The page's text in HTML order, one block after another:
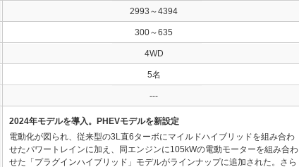
2993～4394
300～635
4WD
5名
---
2024年モデルを導入。PHEVモデルを新設定
電動化が図られ、従来型の3L直6ターボにマイルドハイブリッドを組み合わ
せたパワートレインに加え、同エンジンに105kWの電動モーターを組み合わ
せた「プラグインハイブリッド」モデルがラインナップに追加された。さら